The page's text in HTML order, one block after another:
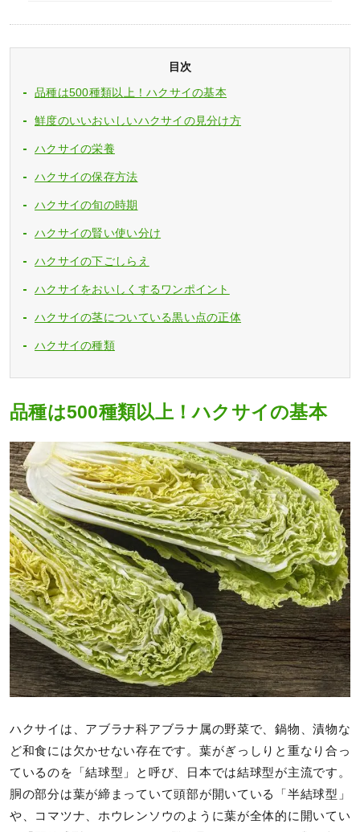
目次
品種は500種類以上！ハクサイの基本
鮮度のいいおいしいハクサイの見分け方
ハクサイの栄養
ハクサイの保存方法
ハクサイの旬の時期
ハクサイの賢い使い分け
ハクサイの下ごしらえ
ハクサイをおいしくするワンポイント
ハクサイの茎についている黒い点の正体
ハクサイの種類
品種は500種類以上！ハクサイの基本
ハクサイは、アブラナ科アブラナ属の野菜で、鍋物、漬物な
ど和食には欠かせない存在です。葉がぎっしりと重なり合っ
ているのを「結球型」と呼び、日本では結球型が主流です。
胴の部分は葉が締まっていて頭部が開いている「半結球型」
や、コマツナ、ホウレンソウのように葉が全体的に開いてい